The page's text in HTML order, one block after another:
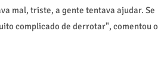
mal, triste, a gente tentava ajudar. Se
complicado de derrotar", comentou o